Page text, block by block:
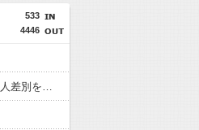
533
4446
アメリカ「ヤニねこは黒人をネコ娘にして黒人差別を描いた社会派アニメだ」